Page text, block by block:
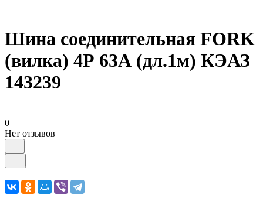
Шина соединительная FORK
(вилка) 4Р 63А (дл.1м) КЭАЗ
143239
0
Нет отзывов